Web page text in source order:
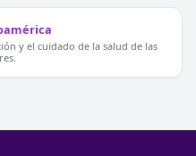
y el cuidado de la salud de las